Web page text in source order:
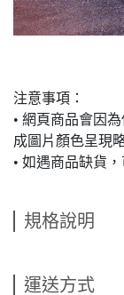
注意事項：
• 網頁商品會因
成圖片顏色呈現
• 如遇商品缺貨
規格說明
運送方式